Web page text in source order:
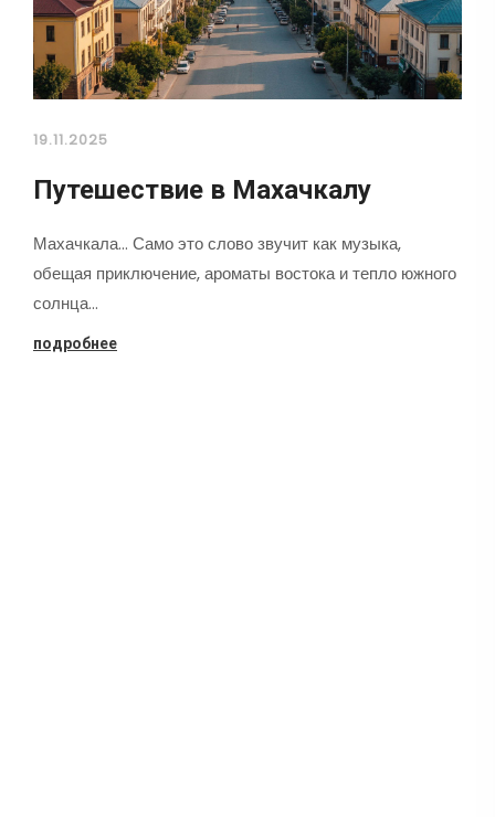
19.11.2025
Путешествие в Махачкалу
Махачкала... Само это слово звучит как музыка,
обещая приключение, ароматы востока и тепло южного
солнца…
подробнее